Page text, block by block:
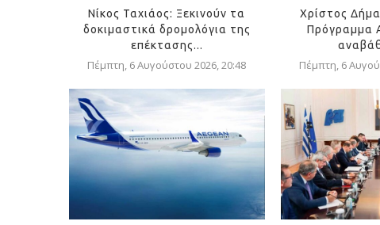
Νίκος Ταχιάος: Ξεκινούν τα
δοκιμαστικά δρομολόγια της
επέκτασης...
Πέμπτη, 6 Αυγούστου 2026, 20:48
Χρίστος
Πρόγραμμα
Πέμπτη, 6